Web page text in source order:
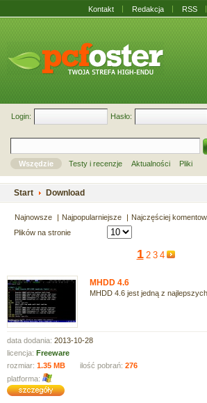
Kontakt Redakcja RSS
Login: Hasło:
Wszędzie Testy i recenzje Aktualności Pliki
Start Download
Najnowsze Najpopularniejsze Najczęściej
Plików na stronie
1 2 3 4
MHDD 4.6
MHDD 4.6 jest jedną z
data dodania: 2013-10-28
licencja: Freeware
rozmiar: 1.35 MB ilość pobrań: 276
platforma: